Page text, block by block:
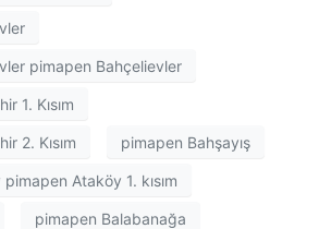
pimapen Bahçelievler
1. Kısım
2. Kısım pimapen Bahşayış
Ataköy 1. kısım
pimapen Balabanağa